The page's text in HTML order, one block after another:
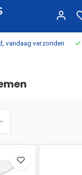
vandaag verzonden